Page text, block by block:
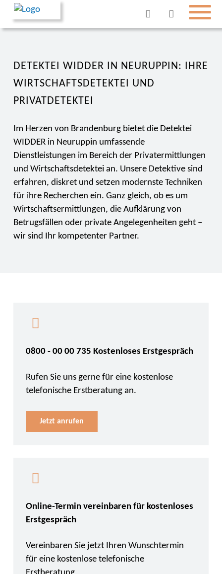
DETEKTEI WIDDER IN NEURUPPIN: IHRE
WIRTSCHAFTSDETEKTEI UND
PRIVATDETEKTEI
Im Herzen von Brandenburg bietet die Detektei
WIDDER in Neuruppin umfassende
Dienstleistungen im Bereich der Privatermittlungen
und Wirtschaftsdetektei an. Unsere Detektive sind
erfahren, diskret und setzen modernste Techniken
für ihre Recherchen ein. Ganz gleich, ob es um
Wirtschaftsermittlungen, die Aufklärung von
Betrugsfällen oder private Angelegenheiten geht –
wir sind Ihr kompetenter Partner.
0800 - 00 00 735 Kostenloses Erstgespräch
Rufen Sie uns gerne für eine kostenlose
telefonische Erstberatung an.
Jetzt anrufen
Online-Termin vereinbaren für kostenloses
Erstgespräch
Vereinbaren Sie jetzt Ihren Wunschtermin
für eine kostenlose telefonische